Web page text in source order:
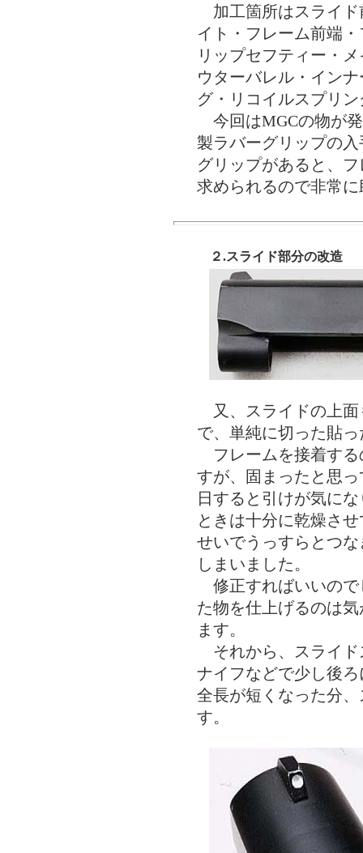
加工箇所はスライド
イト・フレーム前端
リップセフティー・
ウターバレル・イン
グ・リコイルスプリ
今回はMGCの物が
製ラバーグリップの
グリップがあると、
求められるので非常
２.スライド部分の改造
又、スライドの上面
で、単純に切った貼
フレームを接着する
すが、固まったと思
日すると引けが気に
ときは十分に乾燥さ
せいでうっすらとつ
しまいました。
修正すればいいので
た物を仕上げるのは
ます。
それから、スライド
ナイフなどで少し後
全長が短くなった分
す。